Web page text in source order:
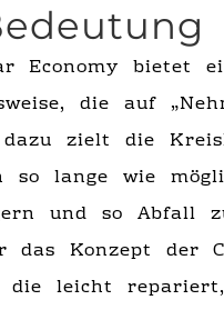
Economy bietet
die auf
dazu zielt die
so lange wie
und so Abfall
das Konzept der
die leicht